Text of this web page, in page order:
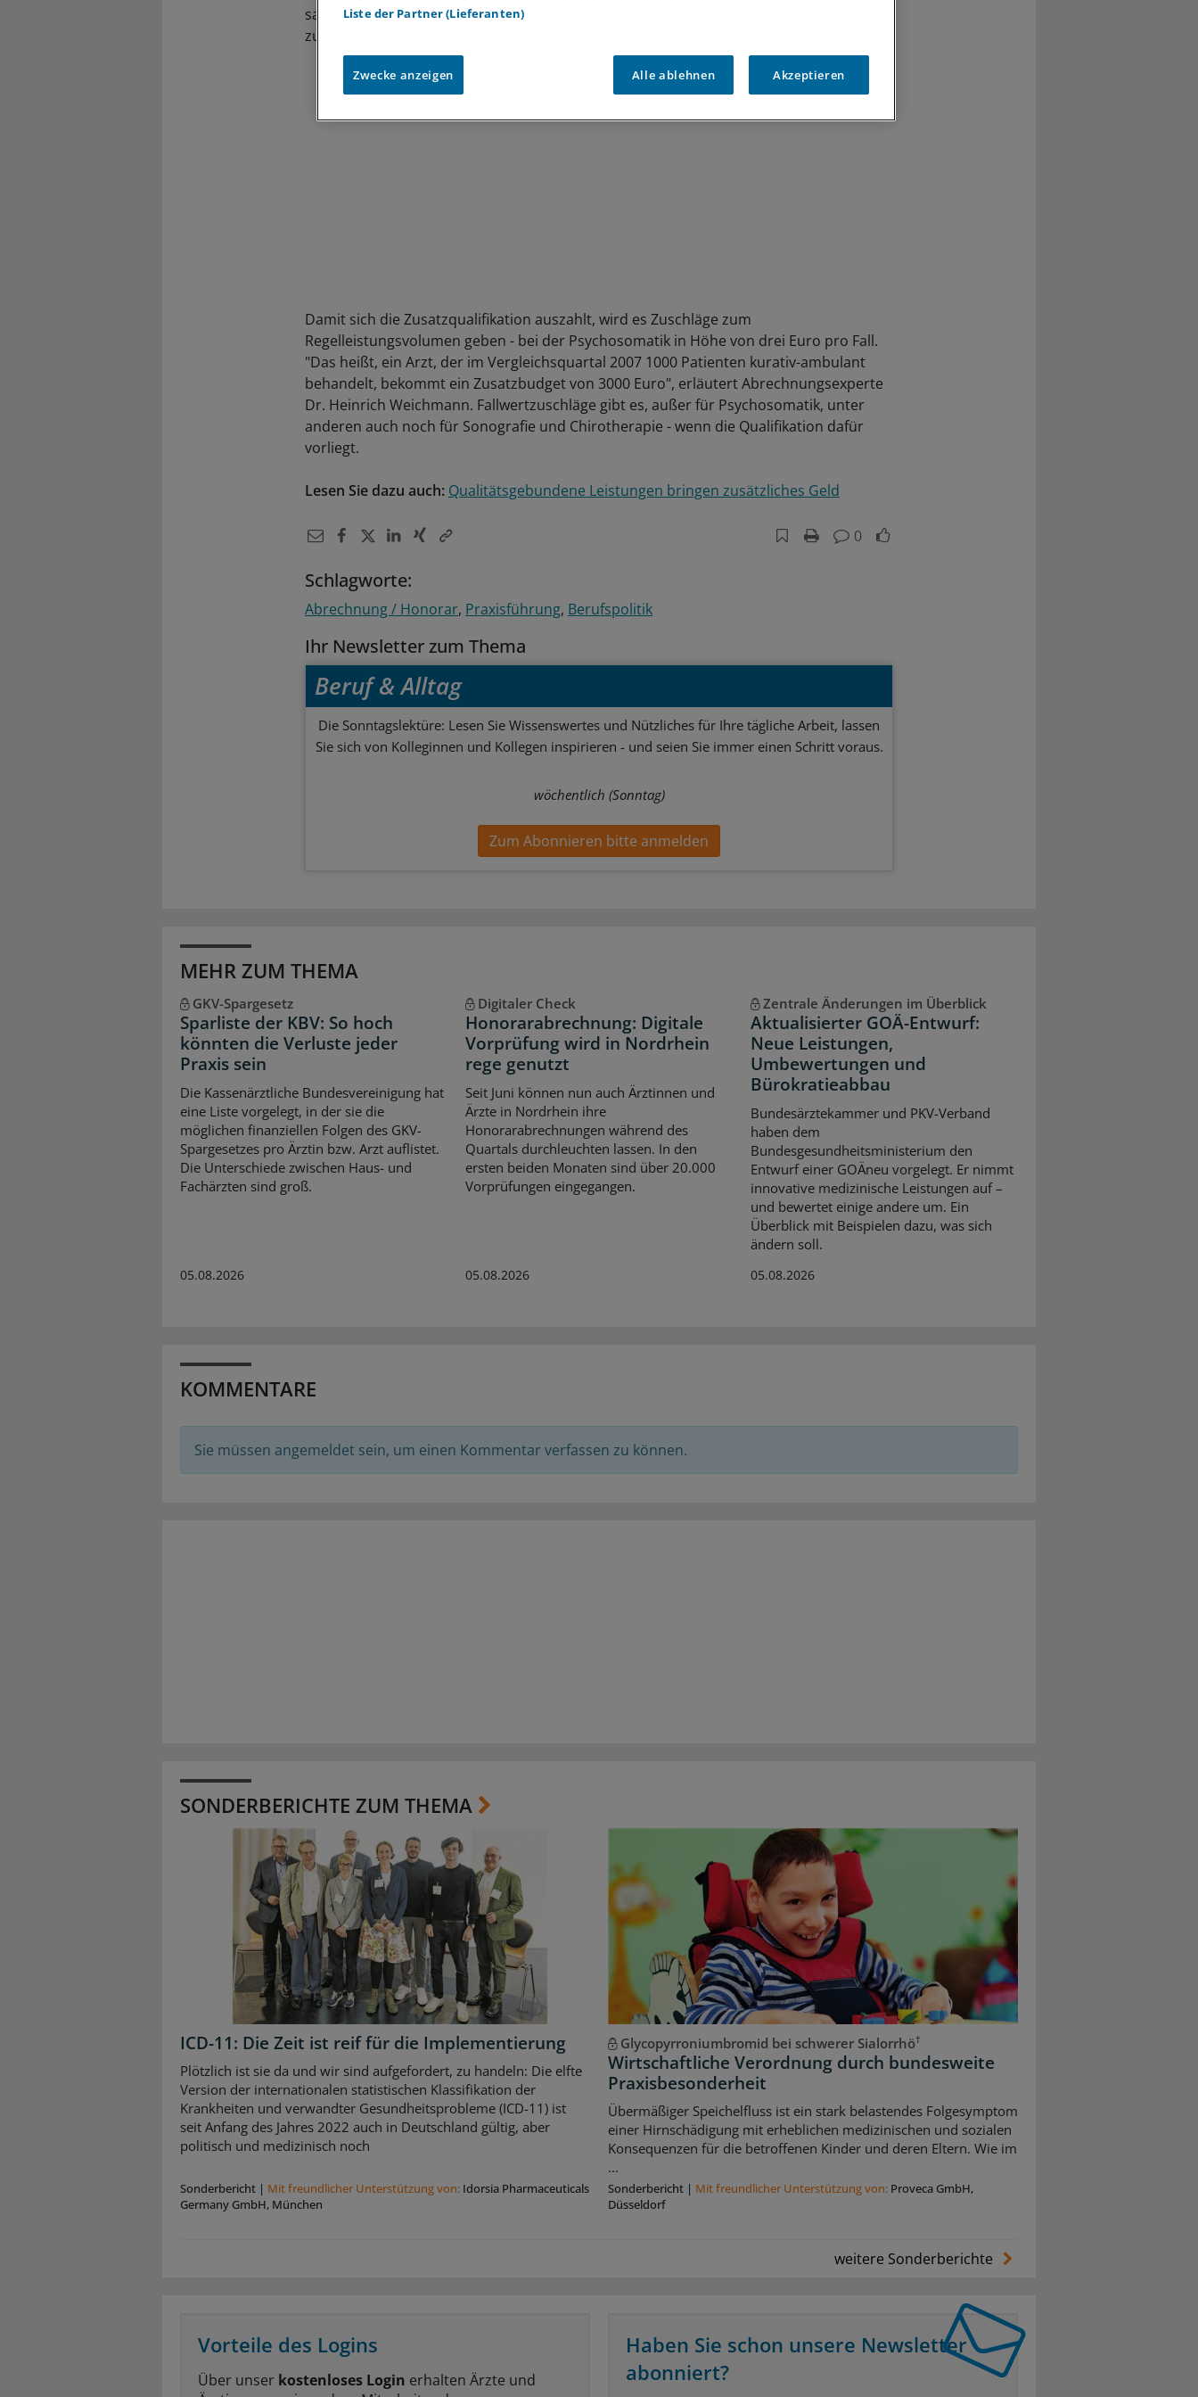
sagt Roland Stahl, Pressesprecher der KBV. Die Vergütung liege deutlich höher als
zuvor mit 20 Punkten.
Damit sich die Zusatzqualifikation auszahlt, wird es Zuschläge zum
Regelleistungsvolumen geben - bei der Psychosomatik in Höhe von drei Euro pro Fall.
"Das heißt, ein Arzt, der im Vergleichsquartal 2007 1000 Patienten kurativ-ambulant
behandelt, bekommt ein Zusatzbudget von 3000 Euro", erläutert Abrechnungsexperte
Dr. Heinrich Weichmann. Fallwertzuschläge gibt es, außer für Psychosomatik, unter
anderen auch noch für Sonografie und Chirotherapie - wenn die Qualifikation dafür
vorliegt.
Lesen Sie dazu auch: Qualitätsgebundene Leistungen bringen zusätzliches Geld
0
Schlagworte:
Abrechnung / Honorar Praxisführung Berufspolitik
Ihr Newsletter zum Thema
Beruf & Alltag
Die Sonntagslektüre: Lesen Sie Wissenswertes und Nützliches für Ihre tägliche Arbeit, lassen
Sie sich von Kolleginnen und Kollegen inspirieren - und seien Sie immer einen Schritt voraus.
wöchentlich (Sonntag)
Zum Abonnieren bitte anmelden
MEHR ZUM THEMA
GKV-Spargesetz
Sparliste der KBV: So hoch
könnten die Verluste jeder
Praxis sein
Die Kassenärztliche Bundesvereinigung hat
eine Liste vorgelegt, in der sie die
möglichen finanziellen Folgen des GKV-
Spargesetzes pro Ärztin bzw. Arzt auflistet.
Die Unterschiede zwischen Haus- und
Fachärzten sind groß.
05.08.2026
Digitaler Check
Honorarabrechnung: Digitale
Vorprüfung wird in Nordrhein
rege genutzt
Seit Juni können nun auch Ärztinnen und
Ärzte in Nordrhein ihre
Honorarabrechnungen während des
Quartals durchleuchten lassen. In den
ersten beiden Monaten sind über 20.000
Vorprüfungen eingegangen.
05.08.2026
Zentrale Änderungen im Überblick
Aktualisierter GOÄ-Entwurf:
Neue Leistungen,
Umbewertungen und
Bürokratieabbau
Bundesärztekammer und PKV-Verband
haben dem
Bundesgesundheitsministerium den
Entwurf einer GOÄneu vorgelegt. Er nimmt
innovative medizinische Leistungen auf –
und bewertet einige andere um. Ein
Überblick mit Beispielen dazu, was sich
ändern soll.
05.08.2026
KOMMENTARE
Sie müssen angemeldet sein, um einen Kommentar verfassen zu können.
SONDERBERICHTE ZUM THEMA
ICD-11: Die Zeit ist reif für die Implementierung
Plötzlich ist sie da und wir sind aufgefordert, zu handeln: Die elfte
Version der internationalen statistischen Klassifikation der
Krankheiten und verwandter Gesundheitsprobleme (ICD-11) ist
seit Anfang des Jahres 2022 auch in Deutschland gültig, aber
politisch und medizinisch noch
Sonderbericht | Mit freundlicher Unterstützung von: Idorsia Pharmaceuticals
Germany GmbH, München
Glycopyrroniumbromid bei schwerer Sialorrhö†
Wirtschaftliche Verordnung durch bundesweite
Praxisbesonderheit
Übermäßiger Speichelfluss ist ein stark belastendes Folgesymptom
einer Hirnschädigung mit erheblichen medizinischen und sozialen
Konsequenzen für die betroffenen Kinder und deren Eltern. Wie im
...
Sonderbericht | Mit freundlicher Unterstützung von: Proveca GmbH,
Düsseldorf
weitere Sonderberichte
Vorteile des Logins
Über unser kostenloses Login erhalten Ärzte und
Haben Sie schon unsere Newsletter
abonniert?
Liste der Partner (Lieferanten)
Zwecke anzeigen Alle ablehnen Akzeptieren